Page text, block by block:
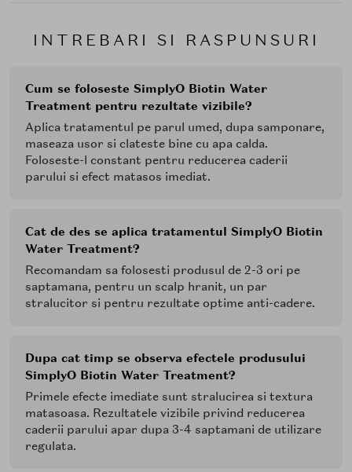
INTREBARI SI RASPUNSURI
Cum se foloseste SimplyO Biotin Water
Treatment pentru rezultate vizibile?
Aplica tratamentul pe parul umed, dupa samponare,
maseaza usor si clateste bine cu apa calda.
Foloseste-l constant pentru reducerea caderii
parului si efect matasos imediat.
Cat de des se aplica tratamentul SimplyO Biotin
Water Treatment?
Recomandam sa folosesti produsul de 2-3 ori pe
saptamana, pentru un scalp hranit, un par
stralucitor si pentru rezultate optime anti-cadere.
Dupa cat timp se observa efectele produsului
SimplyO Biotin Water Treatment?
Primele efecte imediate sunt stralucirea si textura
matasoasa. Rezultatele vizibile privind reducerea
caderii parului apar dupa 3-4 saptamani de utilizare
regulata.